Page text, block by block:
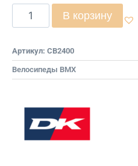
В корзину
Артикул: CB2400
Велосипеды BMX